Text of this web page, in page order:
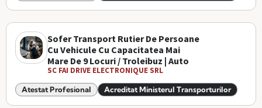
Sofer Transport Rutier De Persoane
Cu Vehicule Cu Capacitatea Mai
Mare De 9 Locuri / Troleibuz | Auto
SC FAI DRIVE ELECTRONIQUE SRL
Atestat Profesional Acreditat Ministerul Transporturilor